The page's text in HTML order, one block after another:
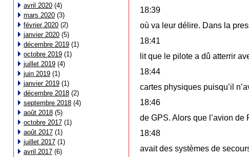
avril 2020 (4)
mars 2020 (3)
février 2020 (2)
janvier 2020 (5)
décembre 2019 (1)
octobre 2019 (1)
juillet 2019 (4)
juin 2019 (1)
janvier 2019 (1)
décembre 2018 (2)
septembre 2018 (4)
août 2018 (5)
octobre 2017 (1)
août 2017 (1)
juillet 2017 (1)
avril 2017 (6)
18:39
où va leur délire. Dans la
18:41
lit que le pilote a dû atterrir
18:44
cartes physiques puisqu’il
18:46
de GPS. Alors que l’avion de
18:48
avait des systèmes de